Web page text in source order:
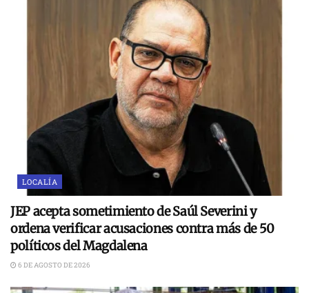
LOCALÍA
JEP acepta sometimiento de Saúl Severini y
ordena verificar acusaciones contra más de 50
políticos del Magdalena
6 DE AGOSTO DE 2026